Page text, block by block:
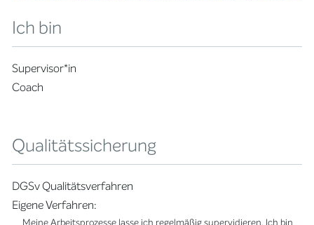
Ich bin
Supervisor*in
Coach
Qualitätssicherung
DGSv Qualitätsverfahren
Eigene Verfahren: